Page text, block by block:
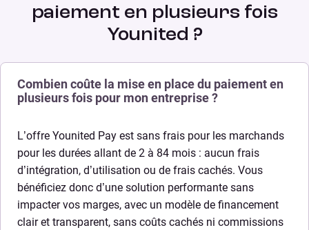
paiement en plusieurs fois
Younited ?
Combien coûte la mise en place du paiement en
plusieurs fois pour mon entreprise ?
L’offre Younited Pay est sans frais pour les marchands
pour les durées allant de 2 à 84 mois : aucun frais
d’intégration, d’utilisation ou de frais cachés. Vous
bénéficiez donc d’une solution performante sans
impacter vos marges, avec un modèle de financement
clair et transparent, sans coûts cachés ni commissions